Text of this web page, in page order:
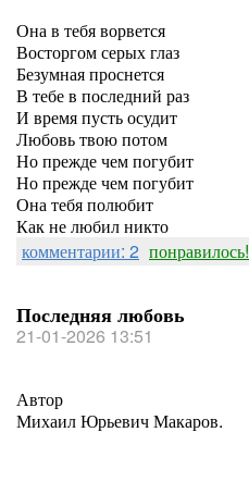
Она в тебя ворвется
Восторгом серых глаз
Безумная проснется
В тебе в последний раз
И время пусть осудит
Любовь твою потом
Но прежде чем погубит
Но прежде чем погубит
Она тебя полюбит
Как не любил никто
комментарии: 2 понравилось!
Последняя любовь
21-01-2026 13:51
Автор
Михаил Юрьевич Макаров.